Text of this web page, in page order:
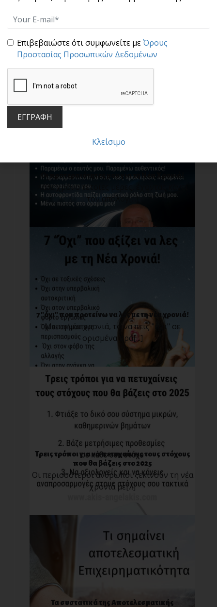
Κάθε φορά που αμφιβάλεις για τον εαυτό
σου και αμφ[...]
Οι προτεραιότητες μου για τη Νέα Χρονιά!
Κάθε χρόνο τέτοιες μέρες, έχοντας κάνει
τον απολογ[...]
7 "όχι" που προτείνω να λες με τη νέα χρονιά!
Με τη νέα χρονιά, το να πεις "όχι" σε
ορισμένα πρά[...]
Τρεις τρόποι για να πετυχαίνεις τους στόχους
που θα βάζεις στο 2025
Οι περισσότεροι άνθρωποι ξεκινούν τη νέα
χρονιά με[...]
Τα συστατικά της Αποτελεσματικής
Επιβεβαιώστε ότι συμφωνείτε μεΌρους
Προστασίας Προσωπικών Δεδομένων
ΕΓΓΡΑΦΗ
Κλείσιμο